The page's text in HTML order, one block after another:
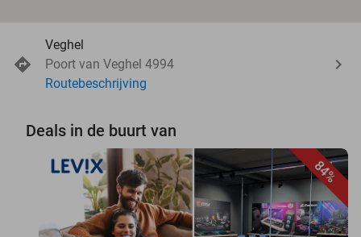
Veghel
Poort van Veghel 4994
Routebeschrijving
Deals in de buurt van
84%